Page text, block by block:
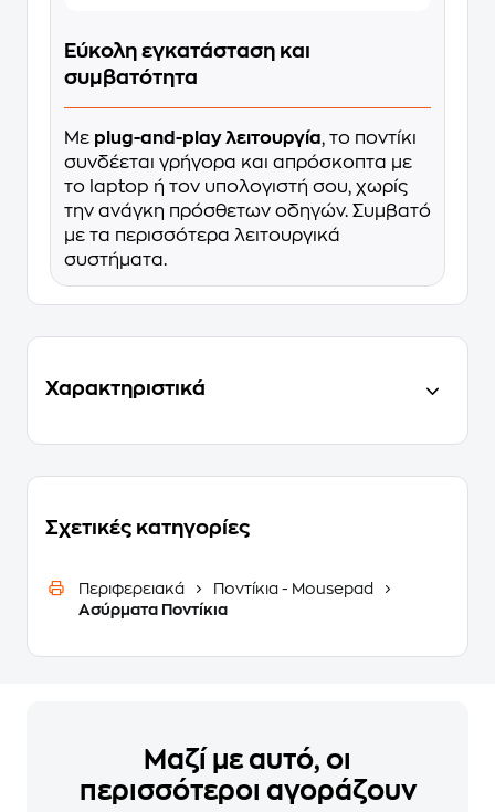
Εύκολη εγκατάσταση και
συμβατότητα
Με plug-and-play λειτουργία, το ποντίκι
συνδέεται γρήγορα και απρόσκοπτα με
το laptop ή τον υπολογιστή σου, χωρίς
την ανάγκη πρόσθετων οδηγών. Συμβατό
με τα περισσότερα λειτουργικά
συστήματα.
Χαρακτηριστικά
Σχετικές κατηγορίες
Περιφερειακά
Ποντίκια - Mousepad
Ασύρματα Ποντίκια
Μαζί με αυτό, οι
περισσότεροι αγοράζουν